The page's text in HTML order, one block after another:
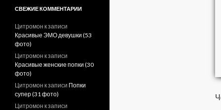
СВЕЖИЕ КОММЕНТАРИИ
Цитромон к записи
Красивые ЭМО девушки (53
фото)
Цитромон к записи
Красивые женские попки (30
фото)
Цитромон к записи Попки
супер (31 фото)
Цитромон к записи